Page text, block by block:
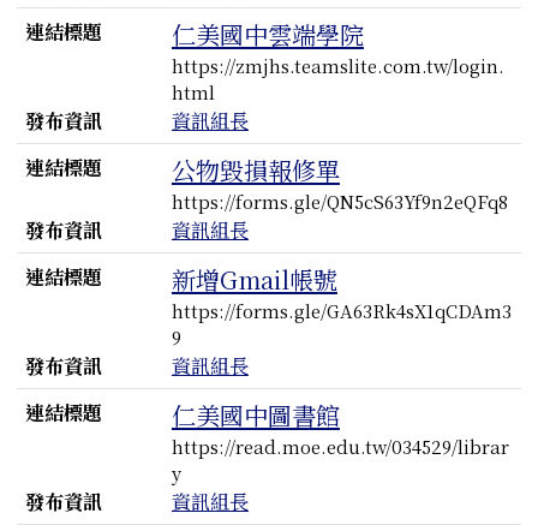
連結標題
仁美國中雲端學院
https://zmjhs.teamslite.com.tw/login.
html
發布資訊
資訊組長
連結標題
公物毀損報修單
https://forms.gle/QN5cS63Yf9n2eQFq8
發布資訊
資訊組長
連結標題
新增Gmail帳號
https://forms.gle/GA63Rk4sX1qCDAm3
9
發布資訊
資訊組長
連結標題
仁美國中圖書館
https://read.moe.edu.tw/034529/librar
y
發布資訊
資訊組長